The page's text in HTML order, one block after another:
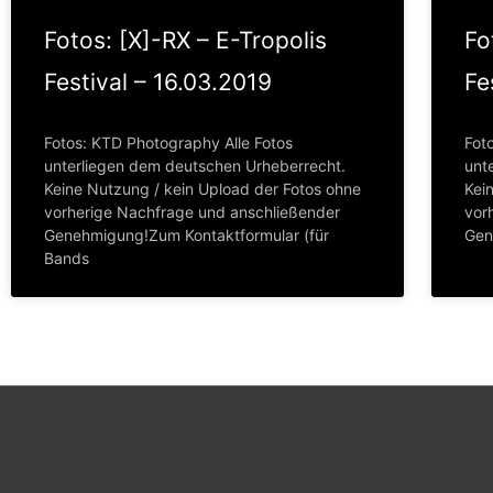
Fotos: [X]-RX – E-Tropolis
Festival – 16.03.2019
Fotos: KTD Photography Alle Fotos
unterliegen dem deutschen Urheberrecht.
Keine Nutzung / kein Upload der Fotos ohne
vorherige Nachfrage und anschließender
Genehmigung!Zum Kontaktformular (für
Bands